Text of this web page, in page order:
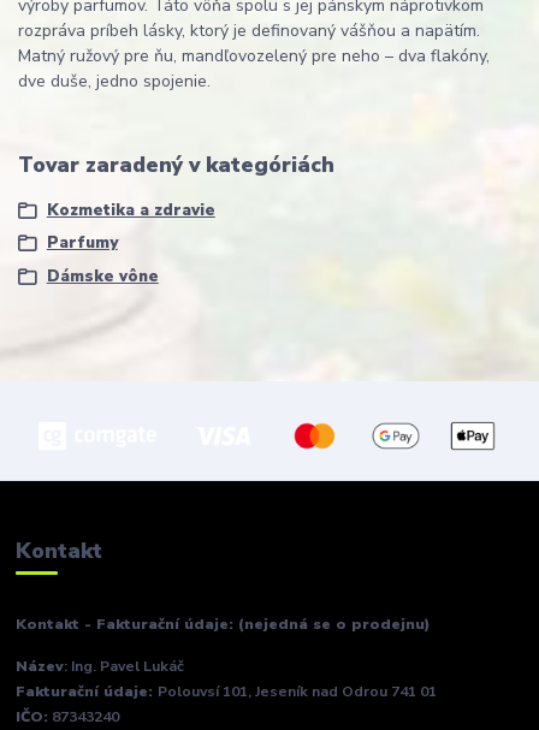
výroby parfumov. Táto vôňa spolu s jej pánskym náprotivkom
rozpráva príbeh lásky, ktorý je definovaný vášňou a napätím.
Matný ružový pre ňu, mandľovozelený pre neho – dva flakóny,
dve duše, jedno spojenie.
Tovar zaradený v kategóriách
Kozmetika a zdravie
Parfumy
Dámske vône
Kontakt
Kontakt - Fakturační údaje: (nejedná se o prodejnu)
Název: Ing. Pavel Lukáč
Fakturační údaje: Polouvsí 101, Jeseník nad Odrou 741 01
IČO: 87343240